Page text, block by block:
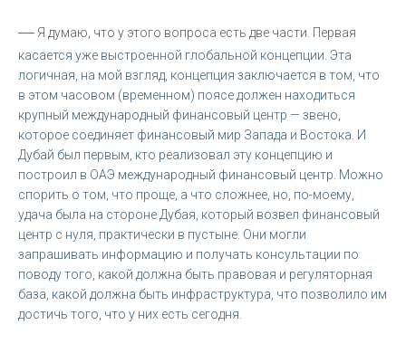
— Я думаю, что у этого вопроса есть две части. Первая
касается уже выстроенной глобальной концепции. Эта
логичная, на мой взгляд, концепция заключается в том, что
в этом часовом (временном) поясе должен находиться
крупный международный финансовый центр — звено,
которое соединяет финансовый мир Запада и Востока. И
Дубай был первым, кто реализовал эту концепцию и
построил в ОАЭ международный финансовый центр. Можно
спорить о том, что проще, а что сложнее, но, по-моему,
удача была на стороне Дубая, который возвел финансовый
центр с нуля, практически в пустыне. Они могли
запрашивать информацию и получать консультации по
поводу того, какой должна быть правовая и регуляторная
база, какой должна быть инфраструктура, что позволило им
достичь того, что у них есть сегодня.